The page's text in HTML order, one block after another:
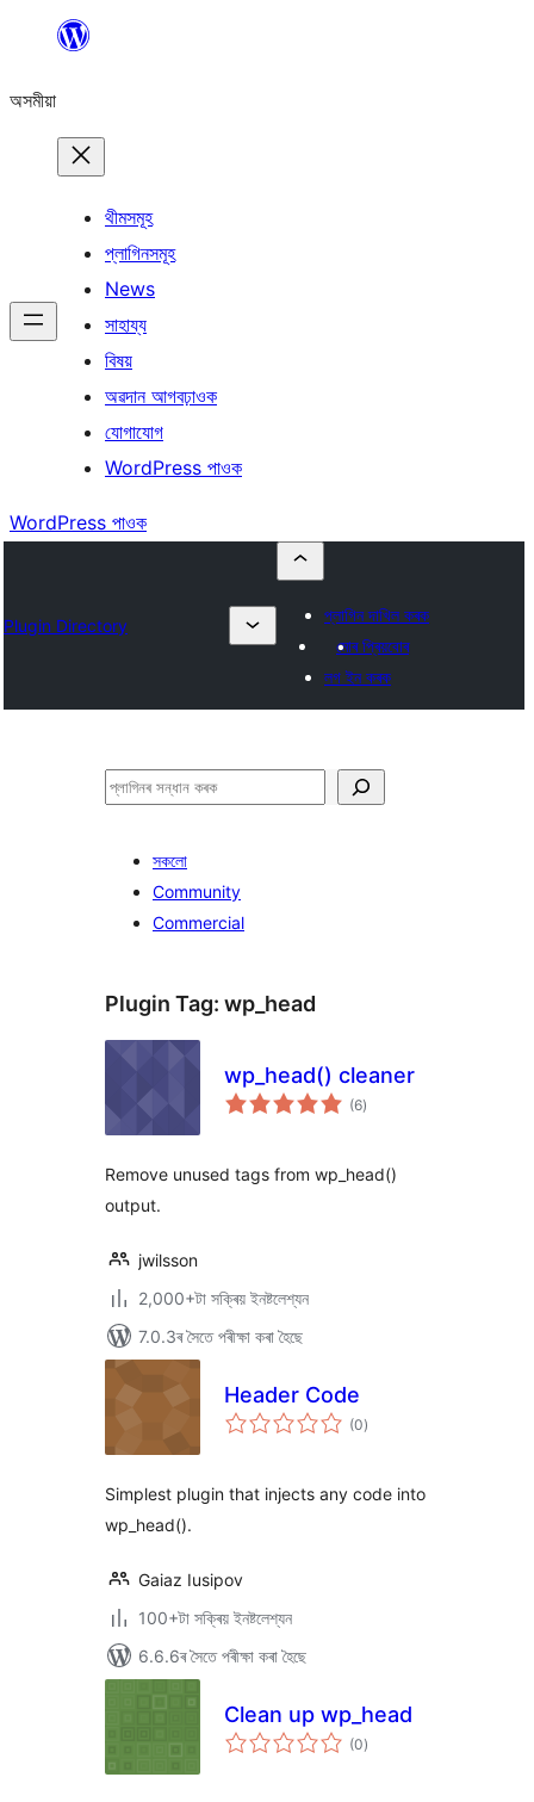
বিষয়বস্তুলৈ
অসমীয়া
থীমসমূহ
প্লাগিনসমূহ
News
সাহায্য
বিষয়
অৱদান আগবঢ়াওক
যোগাযোগ
WordPress পাওক
WordPress পাওক
Plugin Directory
প্লাগিন দাখিল কৰক
মোৰ প্ৰিয়বোৰ
লগ ইন কৰক
সন্ধান
সকলো
Community
Commercial
Plugin Tag: wp_head
wp_head() cleaner
(6টা
মুঠ)
Remove unused tags from wp_head()
output.
jwilsson
2,000+টা সক্ৰিয় ইনষ্টলেশ্যন
7.0.3ৰ সৈতে পৰীক্ষা কৰা হৈছে
Header Code
(0টা
মুঠ)
Simplest plugin that injects any code into
wp_head().
Gaiaz Iusipov
100+টা সক্ৰিয় ইনষ্টলেশ্যন
6.6.6ৰ সৈতে পৰীক্ষা কৰা হৈছে
Clean up wp_head
(0টা
মুঠ)